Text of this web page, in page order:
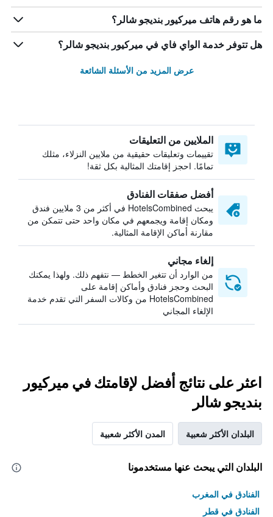
ما هو رقم هاتف ميركيور بنديجو شالر؟
هل تتوفر خدمة الواي فاي في ميركيور بنديجو شالر؟
عرض المزيد من الأسئلة الشائعة
الملايين من التعليقات
تقييمات وتعليقات حقيقية من ملايين النزلاء، مثلك
تمامًا. احجز إقامتك المثالية بكل ثقة!
أفضل صفقات الفنادق
يبحث HotelsCombined في أكثر من 3 ملايين فندق
ومكان إقامة ويجمعهم في مكان واحد حتى تتمكن من
مقارنة أماكن الإقامة المثالية.
إلغاء مجاني
من الوارد أن تتغير الخطط — نتفهم ذلك. ولهذا يمكنك
البحث وحجز فنادق وأماكن إقامة على
HotelsCombined من وكالات السفر التي تقدم خدمة
الإلغاء المجاني
اعثر على نتائج أفضل لإقامتك في ميركيور
بنديجو شالر
البلدان الأكثر شعبية المدن الأكثر شعبية
البلدان التي يبحث عنها مستخدمونا
الفنادق في المغرب
الفنادق في قطر